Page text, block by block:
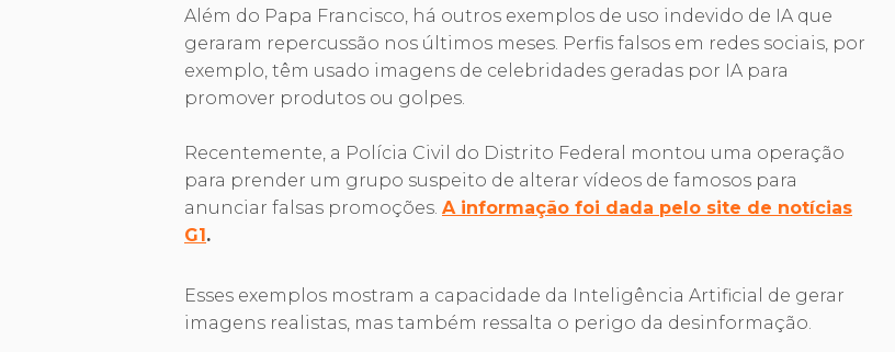
Além do Papa Francisco, há outros exemplos de uso indevido de IA que
geraram repercussão nos últimos meses. Perfis falsos em redes sociais, por
exemplo, têm usado imagens de celebridades geradas por IA para
promover produtos ou golpes.
Recentemente, a Polícia Civil do Distrito Federal montou uma operação
para prender um grupo suspeito de alterar vídeos de famosos para
anunciar falsas promoções. A informação foi dada pelo site de notícias
G1.
Esses exemplos mostram a capacidade da Inteligência Artificial de gerar
imagens realistas, mas também ressalta o perigo da desinformação.